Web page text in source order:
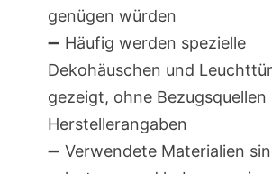
genügen würden
➖ Häufig werden spezielle
Dekohäuschen und
gezeigt, ohne Bezugsquellen
Herstellerangaben
➖ Verwendete Materialien